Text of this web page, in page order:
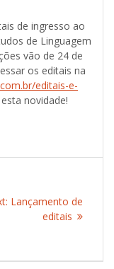
de ingresso ao
de Linguagem
vão de 24 de
os editais na
editais-e-
novidade!
Next
Lançamento de
editais